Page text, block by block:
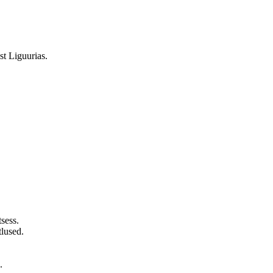
Liguurias.